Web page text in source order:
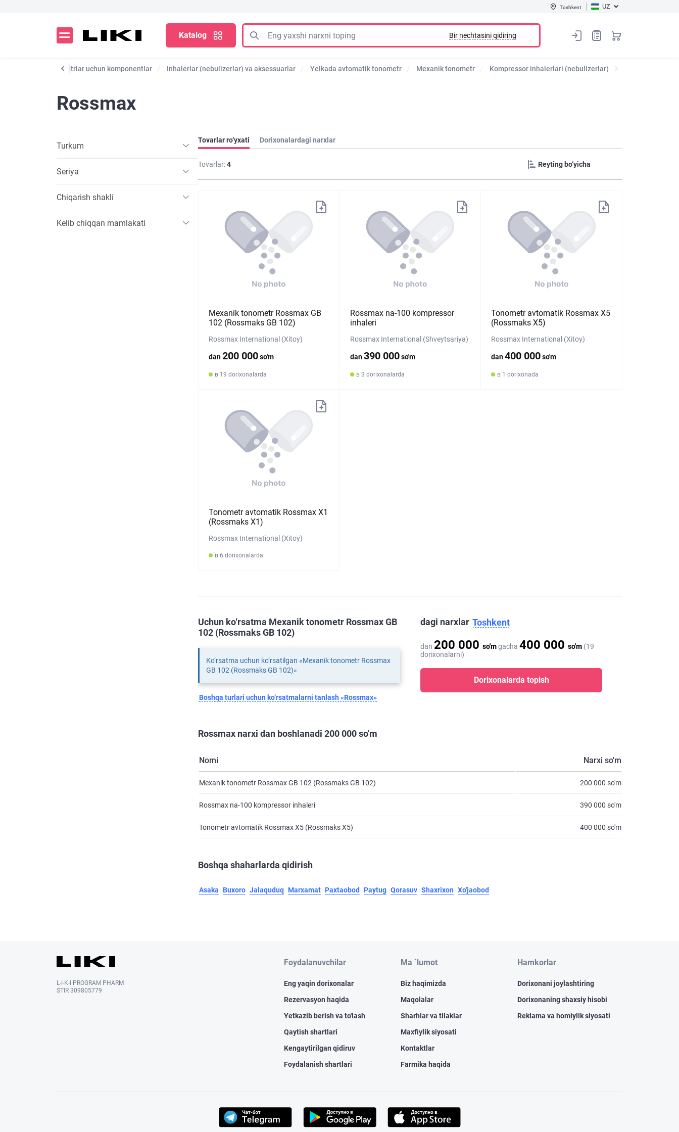
Toshkent UZ
Katalog Bir nechtasini qidiring
Tonometrlar uchun komponentlar Inhalerlar (nebulizerlar) va aksessuarlar Yelkada avtomatik tonometr Mexanik tonometr Kompressor inhalerlari (nebulizerlar)
Rossmax
Turkum
Seriya
Chiqarish shakli
Kelib chiqqan mamlakati
Tovarlar ro‘yxati Dorixonalardagi narxlar
Tovarlar:4
Mexanik tonometr Rossmax GB
102 (Rossmaks GB 102)
Rossmax International (Xitoy)
dan200 000so'm
в 19 dorixonalarda
Rossmax na-100 kompressor
inhaleri
Rossmax International (Shveytsariya)
dan390 000so'm
в 3 dorixonalarda
Tonometr avtomatik Rossmax X5
(Rossmaks X5)
Rossmax International (Xitoy)
dan400 000so'm
в 1 dorixonada
Tonometr avtomatik Rossmax X1
(Rossmaks X1)
Rossmax International (Xitoy)
в 6 dorixonalarda
dagi narxlar Toshkent
dan 200 000 so'mgacha 400 000 so'm (19
dorixonalarni)
Dorixonalarda topish
Uchun ko‘rsatma Mexanik tonometr Rossmax GB
102 (Rossmaks GB 102)
Ko‘rsatma uchun ko‘rsatilgan «Mexanik tonometr Rossmax
GB 102 (Rossmaks GB 102)»
Boshqa turlari uchun ko‘rsatmalarni tanlash «Rossmax»
Rossmax narxi dan boshlanadi 200 000 so'm
Nomi Narxi so'm
Mexanik tonometr Rossmax GB 102 (Rossmaks GB 102) 200 000 so'm
Rossmax na-100 kompressor inhaleri 390 000 so'm
Tonometr avtomatik Rossmax X5 (Rossmaks X5) 400 000 so'm
Boshqa shaharlarda qidirish
Asaka Buxoro Jalaquduq Marxamat Paxtaobod Paytug Qorasuv Shaxrixon Xo'jaobod
L-I-K-I PROGRAM PHARM
STIR 309805779
Foydalanuvchilar
Eng yaqin dorixonalar
Rezervasyon haqida
Yetkazib berish va to'lash
Qaytish shartlari
Kengaytirilgan qidiruv
Foydalanish shartlari
Ma `lumot
Biz haqimizda
Maqolalar
Sharhlar va tilaklar
Maxfiylik siyosati
Kontaktlar
Farmika haqida
Hamkorlar
Dorixonani joylashtiring
Dorixonaning shaxsiy hisobi
Reklama va homiylik siyosati